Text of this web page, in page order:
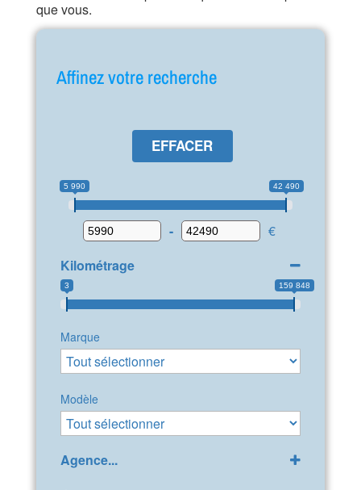
que vous.
Affinez votre recherche
EFFACER
5 990 42 490
-
€
Kilométrage
3 159 848
Marque
Modèle
Agence...